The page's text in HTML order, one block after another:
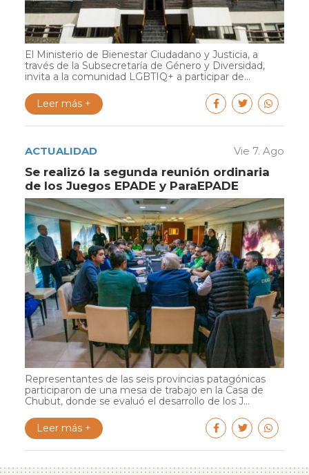
El Ministerio de Bienestar Ciudadano y Justicia, a
través de la Subsecretaría de Género y Diversidad,
invita a la comunidad LGBTIQ+ a participar de...
Leer más +
ACTUALIDAD Vie 7. Ago
Se realizó la segunda reunión ordinaria
de los Juegos EPADE y ParaEPADE
Representantes de las seis provincias patagónicas
participaron de una mesa de trabajo en la Casa de
Chubut, donde se evaluó el desarrollo de los J...
Leer más +